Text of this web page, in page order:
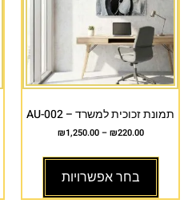
תמונת זכוכית למשרד – AU-002
₪220.00
–
₪1,250.00
בחר אפשרויות